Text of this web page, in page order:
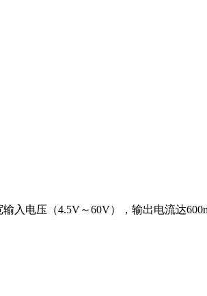
入电压（4.5V～60V），输出电流达